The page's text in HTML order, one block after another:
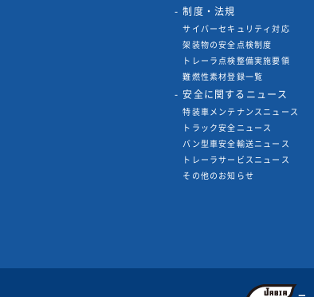
制度・法規
サイバーセキュリティ対応
架装物の安全点検制度
トレーラ点検整備実施要領
難燃性素材登録一覧
安全に関するニュース
特装車メンテナンスニュース
トラック安全ニュース
バン型車安全輸送ニュース
トレーラサービスニュース
その他のお知らせ